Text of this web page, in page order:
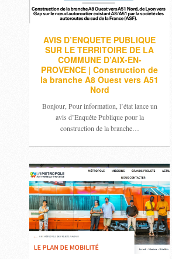
AVIS D’ENQUETE PUBLIQUE
SUR LE TERRITOIRE DE LA
COMMUNE D’AIX-EN-
PROVENCE | Construction de
la branche A8 Ouest vers A51
Nord
Bonjour, Pour information, l’état lance un
avis d’Enquête Publique pour la
construction de la branche…